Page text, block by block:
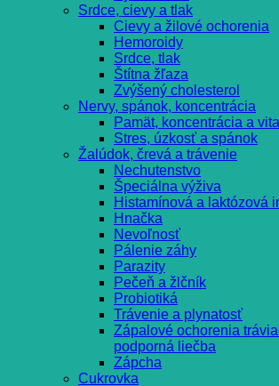
Srdce, cievy a tlak
Cievy a žilové ochorenia
Hemoroidy
Srdce, tlak
Štítna žľaza
Zvýšený cholesterol
Nervy, spánok, koncentrácia
Pamät, koncentrácia a
Stres, úzkosť a spánok
Žalúdok, črevá a trávenie
Nechutenstvo
Špeciálna výživa
Histamínová a laktózová
Hnačka
Nevoľnosť
Pálenie záhy
Parazity
Pečeň a žlčník
Probiotiká
Trávenie a plynatosť
Zápalové ochorenia
podporná liečba
Zápcha
Cukrovka